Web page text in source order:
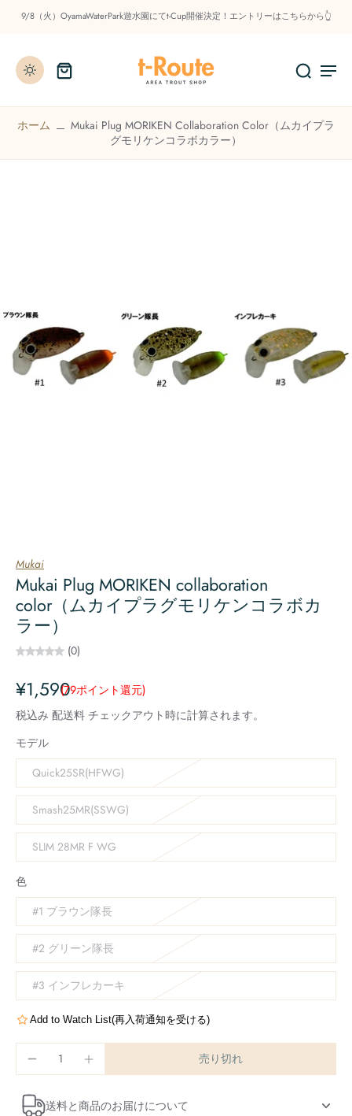
9/8（火）OyamaWaterPark遊水園にてt-Cup開催決定！エントリーはこちらから👆
ホーム
Mukai Plug MORIKEN Collaboration Color（ムカイプラ
グモリケンコラボカラー）
Mukai
Mukai Plug MORIKEN collaboration
color（ムカイプラグモリケンコラボカ
ラー）
(0)
¥1,590
(79ポイント還元)
税込み 配送料 チェックアウト時に計算されます。
モデル
Quick25SR(HFWG)
Smash25MR(SSWG)
SLIM 28MR F WG
色
#1 ブラウン隊長
#2 グリーン隊長
#3 インフレカーキ
Add to Watch List(再入荷通知を受ける)
売り切れ
送料と商品のお届けについて